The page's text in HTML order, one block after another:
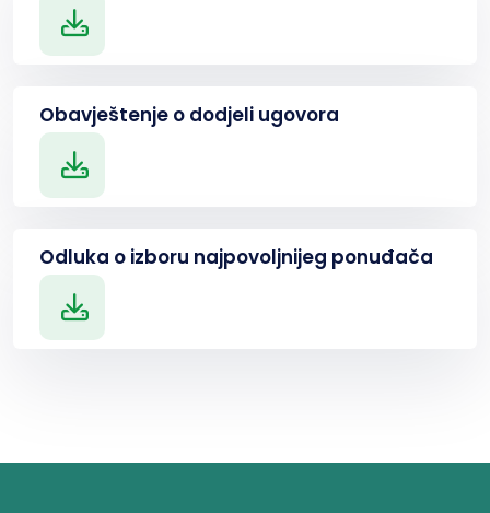
Obavještenje o dodjeli ugovora
Odluka o izboru najpovoljnijeg ponuđača